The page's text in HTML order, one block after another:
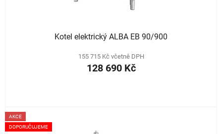
Kotel elektrický ALBA EB 90/900
155 715 Kč včetně DPH
128 690 Kč
AKCE
DOPORUČUJEME